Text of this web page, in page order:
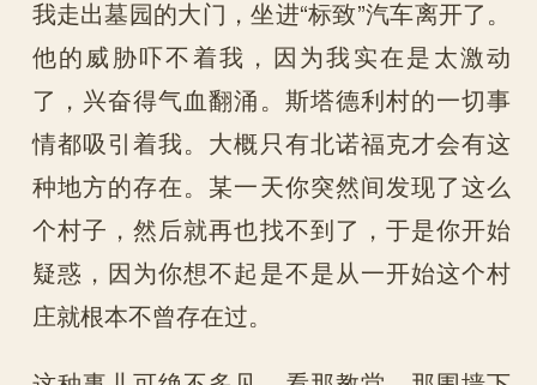
我走出墓园的大门，坐进“标致”汽车离开了。
他的威胁吓不着我，因为我实在是太激动
了，兴奋得气血翻涌。斯塔德利村的一切事
情都吸引着我。大概只有北诺福克才会有这
种地方的存在。某一天你突然间发现了这么
个村子，然后就再也找不到了，于是你开始
疑惑，因为你想不起是不是从一开始这个村
庄就根本不曾存在过。